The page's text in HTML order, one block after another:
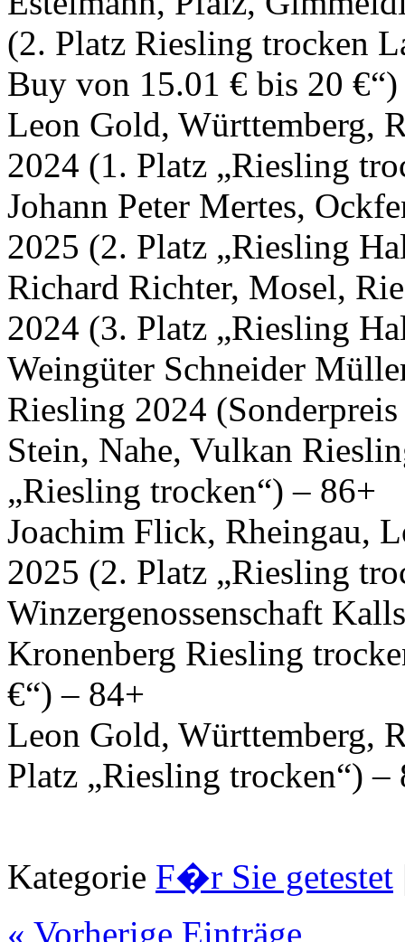
(2. Platz Riesling trocken
Buy von 15.01 € bis 20
Leon Gold, Württemberg,
2024 (1. Platz „Riesling
Johann Peter Mertes,
2025 (2. Platz „Riesling
Richard Richter, Mosel,
2024 (3. Platz „Riesling
Weingüter Schneider
Riesling 2024
Stein, Nahe, Vulkan
„Riesling trocken“) – 86+
Joachim Flick, Rheingau,
2025 (2. Platz „Riesling
Winzergenossenschaft
Kronenberg Riesling
€“) – 84+
Leon Gold, Württemberg,
Platz „Riesling trocken“) –
Kategorie F�r Sie getestet
« Vorherige Einträge